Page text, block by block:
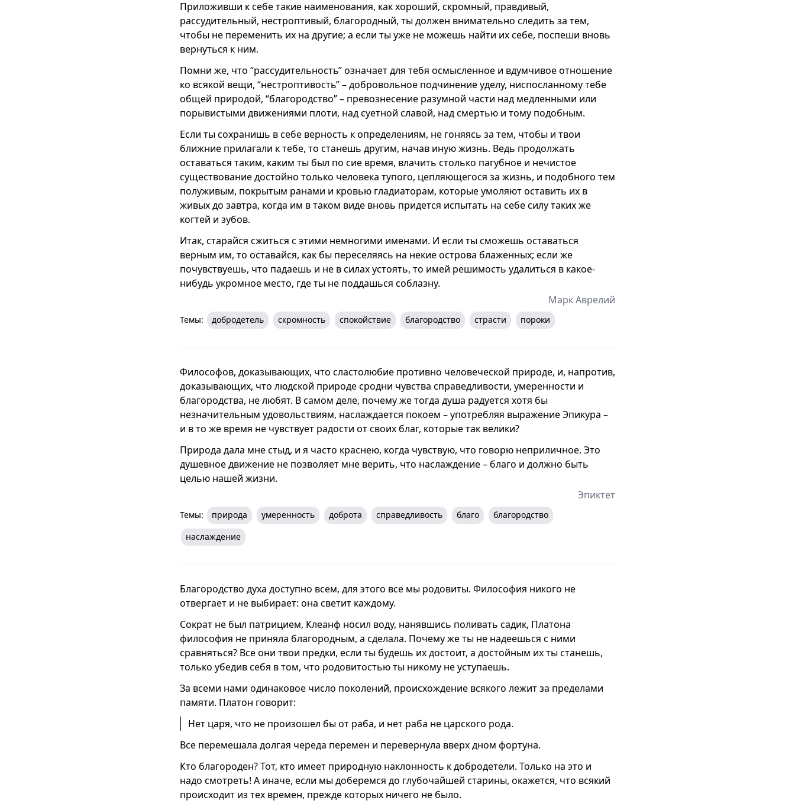
Приложивши к себе такие наименования, как хороший, скромный, правдивый,
рассудительный, нестроптивый, благородный, ты должен внимательно следить за тем,
чтобы не переменить их на другие; а если ты уже не можешь найти их себе, поспеши вновь
вернуться к ним.
Помни же, что “рассудительность” означает для тебя осмысленное и вдумчивое отношение
ко всякой вещи, “нестроптивость” – добровольное подчинение уделу, ниспосланному тебе
общей природой, “благородство” – превознесение разумной части над медленными или
порывистыми движениями плоти, над суетной славой, над смертью и тому подобным.
Если ты сохранишь в себе верность к определениям, не гоняясь за тем, чтобы и твои
ближние прилагали к тебе, то станешь другим, начав иную жизнь. Ведь продолжать
оставаться таким, каким ты был по сие время, влачить столько пагубное и нечистое
существование достойно только человека тупого, цепляющегося за жизнь, и подобного тем
полуживым, покрытым ранами и кровью гладиаторам, которые умоляют оставить их в
живых до завтра, когда им в таком виде вновь придется испытать на себе силу таких же
когтей и зубов.
Итак, старайся сжиться с этими немногими именами. И если ты сможешь оставаться
верным им, то оставайся, как бы переселяясь на некие острова блаженных; если же
почувствуешь, что падаешь и не в силах устоять, то имей решимость удалиться в какое-
нибудь укромное место, где ты не поддашься соблазну.
Марк Аврелий
Темы: добродетель скромность спокойствие благородство страсти пороки
Философов, доказывающих, что сластолюбие противно человеческой природе, и, напротив,
доказывающих, что людской природе сродни чувства справедливости, умеренности и
благородства, не любят. В самом деле, почему же тогда душа радуется хотя бы
незначительным удовольствиям, наслаждается покоем – употребляя выражение Эпикура –
и в то же время не чувствует радости от своих благ, которые так велики?
Природа дала мне стыд, и я часто краснею, когда чувствую, что говорю неприличное. Это
душевное движение не позволяет мне верить, что наслаждение – благо и должно быть
целью нашей жизни.
Эпиктет
Темы: природа умеренность доброта справедливость благо
благородство
наслаждение
Благородство духа доступно всем, для этого все мы родовиты. Философия никого не
отвергает и не выбирает: она светит каждому.
Сократ не был патрицием, Клеанф носил воду, нанявшись поливать садик, Платона
философия не приняла благородным, а сделала. Почему же ты не надеешься с ними
сравняться? Все они твои предки, если ты будешь их достоит, а достойным их ты станешь,
только убедив себя в том, что родовитостью ты никому не уступаешь.
За всеми нами одинаковое число поколений, происхождение всякого лежит за пределами
памяти. Платон говорит:
Нет царя, что не произошел бы от раба, и нет раба не царского рода.
Все перемешала долгая череда перемен и перевернула вверх дном фортуна.
Кто благороден? Тот, кто имеет природную наклонность к добродетели. Только на это и
надо смотреть! А иначе, если мы доберемся до глубочайшей старины, окажется, что всякий
происходит из тех времен, прежде которых ничего не было.